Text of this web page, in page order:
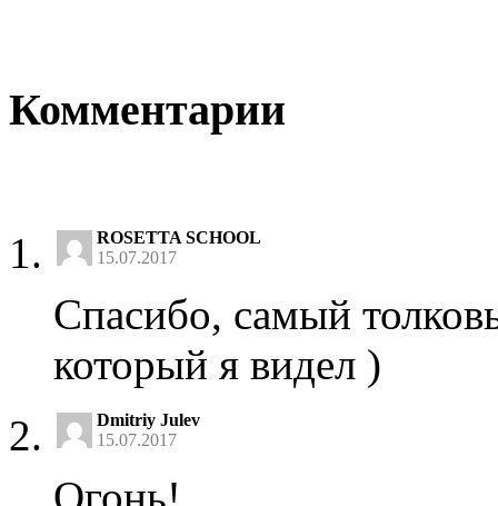
Комментарии
ROSETTA SCHOOL
15.07.2017
Спасибо, самый
который я видел )
Dmitriy Julev
15.07.2017
Огонь!